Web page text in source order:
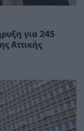
για 245
Αττικής